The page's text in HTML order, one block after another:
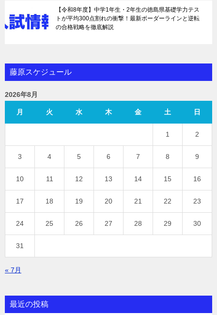
【令和8年度】中学1年生・2年生の徳島県基礎学力テス
トが平均300点割れの衝撃！最新ボーダーラインと逆転
の合格戦略を徹底解説
藤原スケジュール
2026年8月
月 火 水 木 金 土 日
1 2
3 4 5 6 7 8 9
10 11 12 13 14 15 16
17 18 19 20 21 22 23
24 25 26 27 28 29 30
31
« 7月
最近の投稿